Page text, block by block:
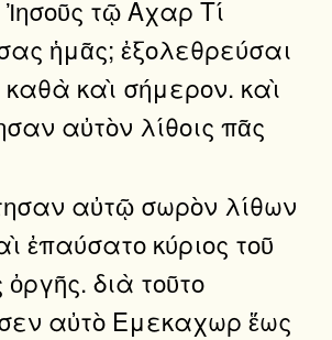
Ἰησοῦς τῷ Αχαρ Τί
ἡμᾶς; ἐξολεθρεύσαι
καθὰ καὶ σήμερον. καὶ
αὐτὸν λίθοις πᾶς
αὐτῷ σωρὸν λίθων
ἐπαύσατο κύριος τοῦ
ὀργῆς. διὰ τοῦτο
αὐτὸ Εμεκαχωρ ἕως